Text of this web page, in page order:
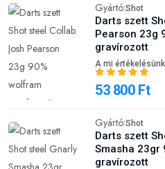
Gyártó:Shot
Darts szett
Pearson 23g
gravírozott
A mi
53 800 Ft
Gyártó:Shot
Darts szett
Smasha 23gr
gravírozott